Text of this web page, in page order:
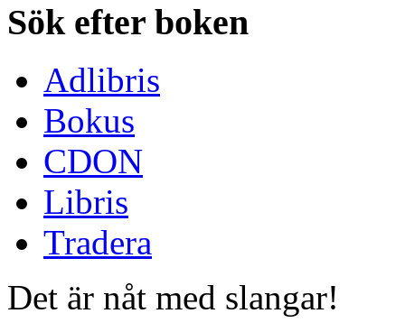
Sök efter boken
Adlibris
Bokus
CDON
Libris
Tradera
Det är nåt med slangar!